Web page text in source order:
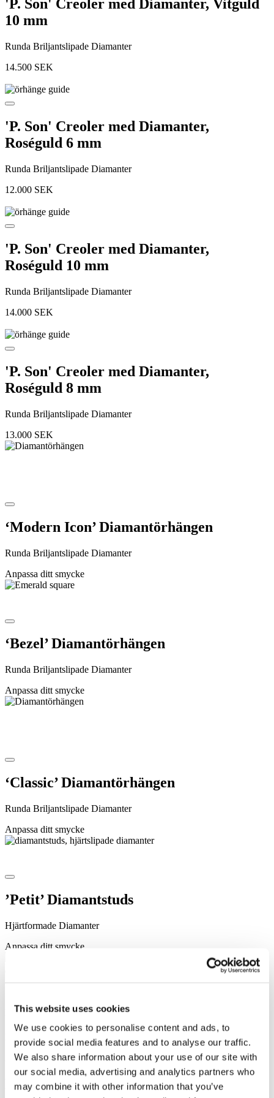
This website uses cookies
We use cookies to personalise content and ads, to
provide social media features and to analyse our traffic.
We also share information about your use of our site with
our social media, advertising and analytics partners who
may combine it with other information that you’ve
'P. Son' Creoler med Diamanter, Vitguld
10 mm
Runda Briljantslipade Diamanter
14.500 SEK
'P. Son' Creoler med Diamanter,
Roséguld 6 mm
Runda Briljantslipade Diamanter
12.000 SEK
'P. Son' Creoler med Diamanter,
Roséguld 10 mm
Runda Briljantslipade Diamanter
14.000 SEK
'P. Son' Creoler med Diamanter,
Roséguld 8 mm
Runda Briljantslipade Diamanter
13.000 SEK
‘Modern Icon’ Diamantörhängen
Runda Briljantslipade Diamanter
Anpassa ditt smycke
‘Bezel’ Diamantörhängen
Runda Briljantslipade Diamanter
Anpassa ditt smycke
‘Classic’ Diamantörhängen
Runda Briljantslipade Diamanter
Anpassa ditt smycke
’Petit’ Diamantstuds
Hjärtformade Diamanter
Anpassa ditt smycke
medium
Runda Briljantslipade Diamanter
28.500SEK
Diamantörhängen i 18K guld